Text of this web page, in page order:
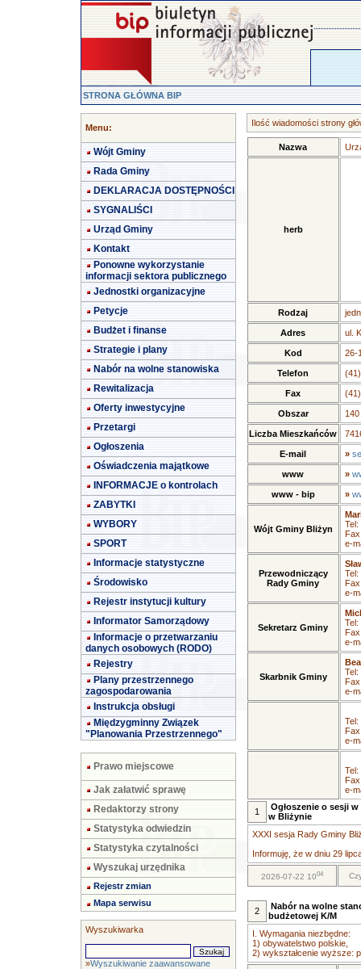
STRONA GŁÓWNA BIP
Menu:
Wójt Gminy
Rada Gminy
DEKLARACJA DOSTĘPNOŚCI
SYGNALIŚCI
Urząd Gminy
Kontakt
Ponowne wykorzystanie
informacji sektora publicznego
Jednostki organizacyjne
Petycje
Budżet i finanse
Strategie i plany
Nabór na wolne stanowiska
Rewitalizacja
Oferty inwestycyjne
Przetargi
Ogłoszenia
Oświadczenia majątkowe
INFORMACJE o kontrolach
ZABYTKI
WYBORY
SPORT
Informacje statystyczne
Środowisko
Rejestr instytucji kultury
Informator Samorządowy
Informacje o przetwarzaniu
danych osobowych (RODO)
Rejestry
Plany przestrzennego
zagospodarowania
Instrukcja obsługi
Międzygminny Związek
"Planowania Przestrzennego"
Prawo miejscowe
Jak załatwić sprawę
Redaktorzy strony
Statystyka odwiedzin
Statystyka czytalności
Wyszukaj urzędnika
Rejestr zmian
Mapa serwisu
Wyszukiwarka
»Wyszukiwanie zaawansowane
Ilość wiadomości strony
Nazwa
herb
Rodzaj
Adres ul.
Kod 26-
Telefon
Fax
Obszar
Liczba Mieszkańców
E-mail »
www »
www - bip »
Wójt Gminy Bliżyn
Tel:
e-
Przewodniczący
Rady Gminy
Tel:
e-
Sekretarz Gminy
Tel:
e-
Skarbnik Gminy
Tel:
e-
Tel:
e-
Tel:
e-
1
Ogłoszenie o sesji
w Bliżynie
XXXI sesja Rady Gminy
Informuję, że w dniu 29
2026-07-22 1004
2
Nabór na wolne
budżetowej K/M
I. Wymagania niezbędne:
1) obywatelstwo polskie,
2) wykształcenie wyższe: